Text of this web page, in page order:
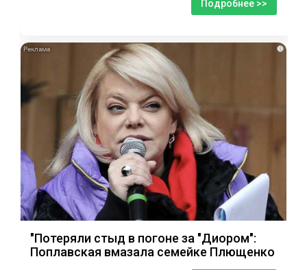
Подробнее >>
i
"Потеряли стыд в погоне за "Диором":
Поплавская вмазала семейке Плющенко